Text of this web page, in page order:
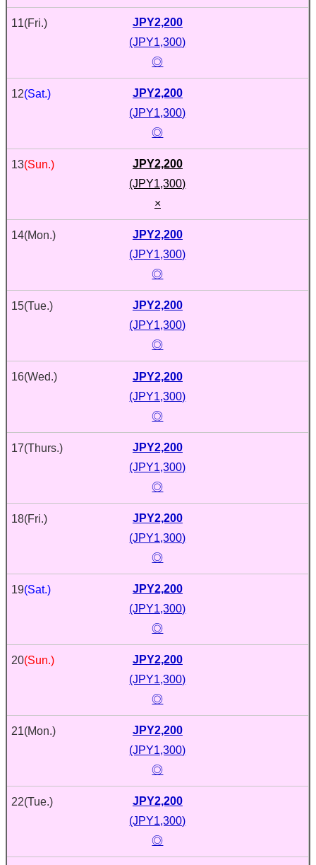
11(Fri.)
JPY2,200
(JPY1,300)
◎
12(Sat.)
JPY2,200
(JPY1,300)
◎
13(Sun.)
JPY2,200
(JPY1,300)
×
14(Mon.)
JPY2,200
(JPY1,300)
◎
15(Tue.)
JPY2,200
(JPY1,300)
◎
16(Wed.)
JPY2,200
(JPY1,300)
◎
17(Thurs.)
JPY2,200
(JPY1,300)
◎
18(Fri.)
JPY2,200
(JPY1,300)
◎
19(Sat.)
JPY2,200
(JPY1,300)
◎
20(Sun.)
JPY2,200
(JPY1,300)
◎
21(Mon.)
JPY2,200
(JPY1,300)
◎
22(Tue.)
JPY2,200
(JPY1,300)
◎